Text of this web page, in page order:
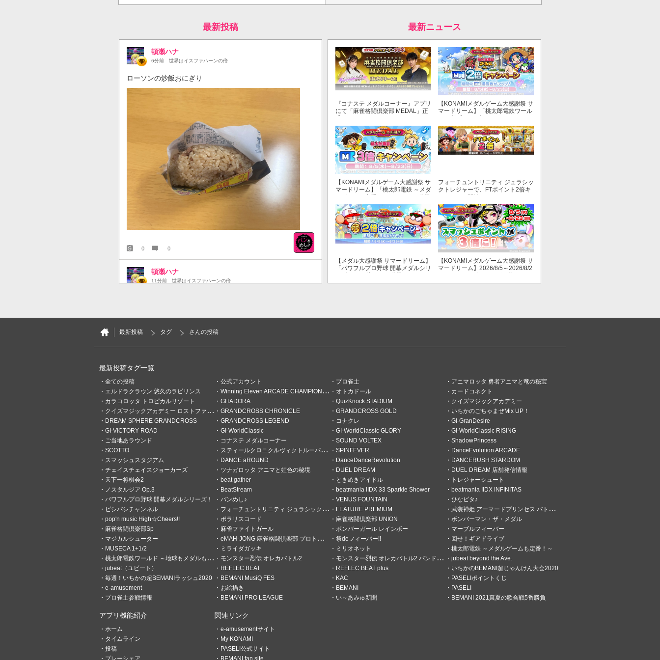
最新投稿
頓瀬ハナ
6分前 世界はイスファハーンの倍
ローソンの炒飯おにぎり
0 0
頓瀬ハナ
11分前 世界はイスファハーンの倍
0
頓瀬ハナ
g
最新ニュース
『コナステ メダルコーナー』アプリ
にて「麻雀格闘倶楽部 MEDAL」正
【KONAMIメダルゲーム大感謝祭 サ
マードリーム】「桃太郎電鉄ワール
～」でマイル獲得数が2倍！
【KONAMIメダルゲーム大感謝祭 サ
マードリーム】「桃太郎電鉄 ～メダ
数が3倍！
フォーチュントリニティ ジュラシッ
クトレジャーで、FTポイント2倍キ
【メダル大感謝祭 サマードリーム】
「パワフルプロ野球 開幕メダルシリ
が2倍！
【KONAMIメダルゲーム大感謝祭 サ
マードリーム】2026/8/5～2026/8/2
最新投稿 タグ さんの投稿
最新投稿タグ一覧
全ての投稿 公式アカウント プロ雀士
アニマロッタ 勇者アニマと竜の秘宝
エルドラクラウン 悠久のラビリンス
Winning Eleven ARCADE CHAMPIONSHIP オトカドール
カードコネクト
カラコロッタ トロピカルリゾート
GITADORA QuizKnock STADIUM
クイズマジックアカデミー
クイズマジックアカデミー ロストファンタリウム
GRANDCROSS CHRONICLE GRANDCROSS GOLD
いちかのごちゃまぜMix UP！
DREAM SPHERE GRANDCROSS
GRANDCROSS LEGEND コナクレ
GI-GranDesire
GI-VICTORY ROAD
GI-WorldClassic GI-WorldClassic GLORY
GI-WorldClassic RISING
ご当地あラウンド
コナステ メダルコーナー SOUND VOLTEX
ShadowPrincess
SCOTTO
スティールクロニクルヴィクトルーパーズ SPINFEVER
DanceEvolution ARCADE
スマッシュスタジアム
DANCE aROUND DanceDanceRevolution
DANCERUSH STARDOM
チェイスチェイスジョーカーズ
ツナガロッタ アニマと虹色の秘境 DUEL DREAM
DUEL DREAM 店舗発信情報
天下一将棋会2
beat gather ときめきアイドル
トレジャーシュート
ノスタルジア Op.3
BeatStream beatmania IIDX 33 Sparkle Shower
beatmania IIDX INFINITAS
パワフルプロ野球 開幕メダルシリーズ！
バンめし♪ VENUS FOUNTAIN
ひなビタ♪
ビシバシチャンネル
フォーチュントリニティ ジュラシックトレジャー FEATURE PREMIUM
武装神姫 アーマードプリンセス バトルコンダクター
pop'n music High☆Cheers!!
ポラリスコード 麻雀格闘倶楽部 UNION
ボンバーマン・ザ・メダル
麻雀格闘倶楽部Sp
麻雀ファイトガール ボンバーガール レインボー
マーブルフィーバー
マジカルシューター
eMAH-JONG 麻雀格闘倶楽部 プロトーナメント 祭deフィーバー!!
回せ！ギアドライブ
MUSECA 1+1/2
ミライダガッキ ミリオネット
桃太郎電鉄 ～メダルゲームも定番！～
桃太郎電鉄ワールド ～地球もメダルもまわってる！～
モンスター烈伝 オレカバトル2 モンスター烈伝 オレカバトル2 パンドラのメダル
jubeat beyond the Ave.
jubeat（ユビート）
REFLEC BEAT REFLEC BEAT plus
いちかのBEMANI超じゃんけん大会2020
毎週！いちかの超BEMANIラッシュ2020
BEMANI MusiQ FES KAC
PASELIポイントくじ
e-amusement
お絵描き BEMANI
PASELI
プロ雀士参戦情報
BEMANI PRO LEAGUE い～あみゅ新聞 BEMANI 2021真夏の歌合戦5番勝負
アプリ機能紹介
ホーム
タイムライン
投稿
プレーシェア
関連リンク
e-amusementサイト
My KONAMI
PASELI公式サイト
BEMANI fan site